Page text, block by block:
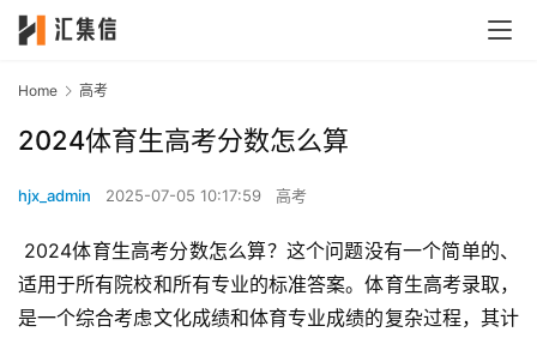
Home 高考
2024体育生高考分数怎么算
hjx_admin 2025-07-05 10:17:59 高考
适用于所有院校和所有专业的标准答案。体育生高考录取，
是一个综合考虑文化成绩和体育专业成绩的复杂过程，其计